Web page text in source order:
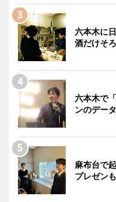
六本木に
酒だけそ
六本木で
ンのデー
麻布台で
プレゼンも